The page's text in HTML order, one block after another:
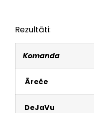
Rezultāti:
Komanda
Āreče
DeJaVu